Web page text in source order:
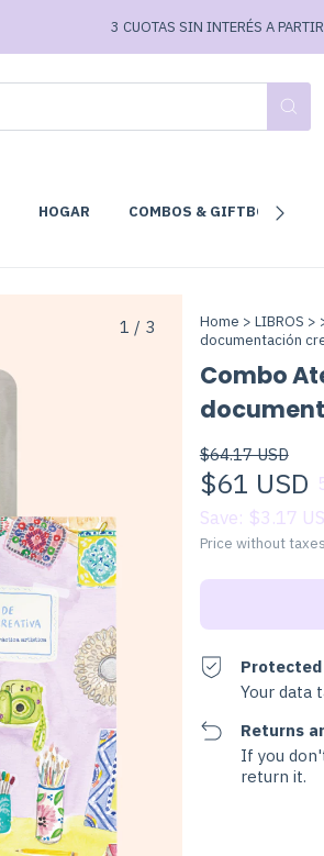
3 CUOTAS SIN INTERÉS A PARTIR DE
HOGAR COMBOS & GIFTBOX
1 / 3 Home > LIBROS >
documentación
Combo
$64.17 USD
$61 USD
Save: $3.17
Price without
Your data
Returns
If you
return it.